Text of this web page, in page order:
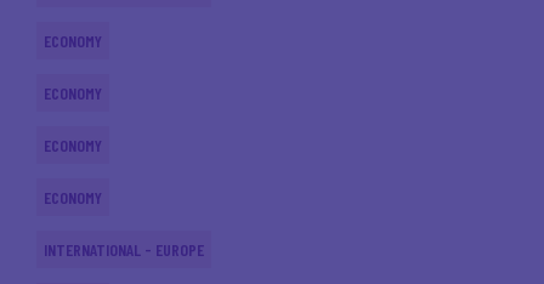
ECONOMY
ECONOMY
ECONOMY
ECONOMY
INTERNATIONAL - EUROPE